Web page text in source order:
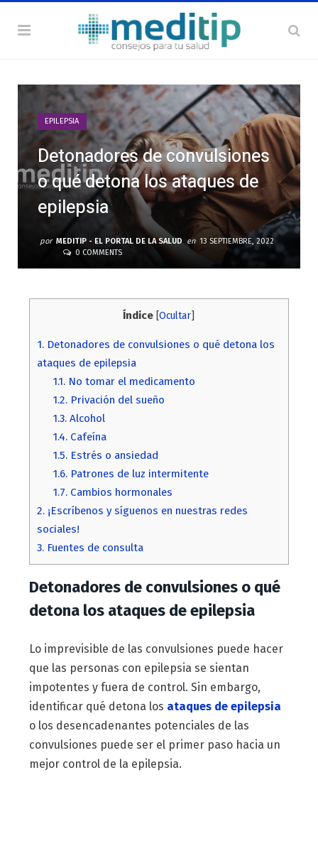
EPILEPSIA
Detonadores de convulsiones
o qué detona los ataques de
epilepsia
por MEDITIP - EL PORTAL DE LA SALUD en 13 SEPTIEMBRE, 2022
0 COMMENTS
Índice [Ocultar]
1.Detonadores de convulsiones o qué detona los
ataques de epilepsia
1.1. No tomar el medicamento
1.2. Privación del sueño
1.3. Alcohol
1.4. Cafeína
1.5. Estrés o ansiedad
1.6. Patrones de luz intermitente
1.7. Cambios hormonales
2.¡Escríbenos y síguenos en nuestras redes
sociales!
3.Fuentes de consulta
Detonadores de convulsiones o qué
detona los ataques de epilepsia
Lo imprevisible de las convulsiones puede hacer
que las personas con epilepsia se sientan
impotentes y fuera de control. Sin embargo,
identificar qué detona los ataques de epilepsia
o los desencadenantes potenciales de las
convulsiones puede ser el primer paso hacia un
mejor control de la epilepsia.